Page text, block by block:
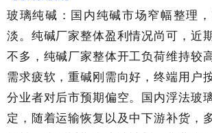
玻璃纯碱：国内纯碱市场窄幅整理
淡。纯碱厂家整体盈利情况尚可，近
不多，纯碱厂家整体开工负荷维持较
需求疲软，重碱刚需向好，终端用户
分业者对后市预期偏空。国内浮法玻
定，随着运输恢复以及中下游补货，